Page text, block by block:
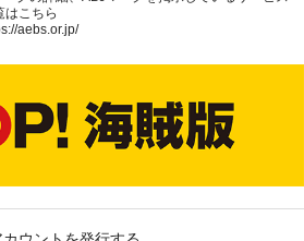
はこちら
aebs.or.jp/